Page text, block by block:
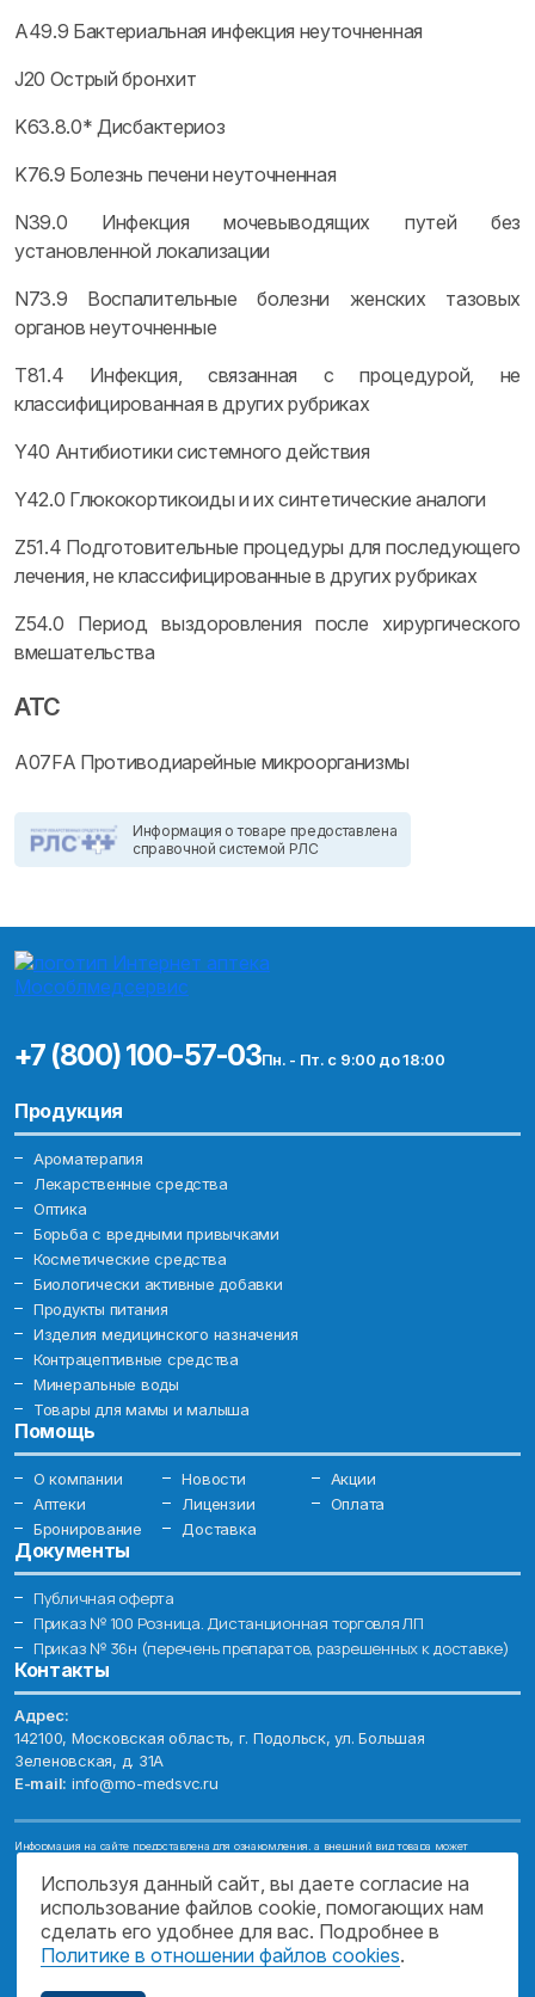
A49.9 Бактериальная инфекция неуточненная
J20 Острый бронхит
K63.8.0* Дисбактериоз
K76.9 Болезнь печени неуточненная
N39.0 Инфекция мочевыводящих путей без
установленной локализации
N73.9 Воспалительные болезни женских тазовых
органов неуточненные
T81.4 Инфекция, связанная с процедурой, не
классифицированная в других рубриках
Y40 Антибиотики системного действия
Y42.0 Глюкокортикоиды и их синтетические аналоги
Z51.4 Подготовительные процедуры для последующего
лечения, не классифицированные в других рубриках
Z54.0 Период выздоровления после хирургического
вмешательства
ATC
A07FA Противодиарейные микроорганизмы
Информация о товаре предоставлена
справочной системой РЛС
+7 (800) 100-57-03Пн. - Пт. с 9:00 до 18:00
Продукция
Ароматерапия
Лекарственные средства
Оптика
Борьба с вредными привычками
Косметические средства
Биологически активные добавки
Продукты питания
Изделия медицинского назначения
Контрацептивные средства
Минеральные воды
Товары для мамы и малыша
Помощь
О компании Новости
Акции
Аптеки
Лицензии
Оплата
Бронирование
Доставка
Документы
Публичная оферта
Приказ № 100 Розница. Дистанционная торговля ЛП
Приказ № 36н (перечень препаратов, разрешенных к доставке)
Контакты
Адрес:
142100, Московская область, г. Подольск, ул. Большая
Зеленовская, д. 31А
E-mail: info@mo-medsvc.ru
Информация на сайте предоставлена для ознакомления, а внешний вид товара может
Имеются противопоказания, проконсультируйтесь со специалистом!
© 2026. ГОСУДАРСТВЕННОЕ БЮДЖЕТНОЕ УЧРЕЖДЕНИЕ МОСКОВСКОЙ
ОБЛАСТИ "МОСОБЛМЕДСЕРВИС"
ПОДДЕРЖКА САЙТА
Используя данный сайт, вы даете согласие на
использование файлов cookie, помогающих нам
сделать его удобнее для вас. Подробнее в
Политике в отношении файлов cookies.